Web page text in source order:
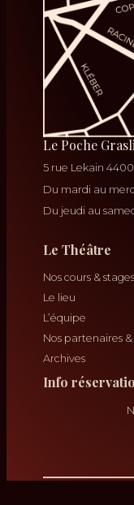
Le Poche
5 rue Lekain
Du mardi au
Du jeudi au
Le Théâtre
Nos cours & stages
Le lieu
L’équipe
Nos partenaires &
Archives
Info